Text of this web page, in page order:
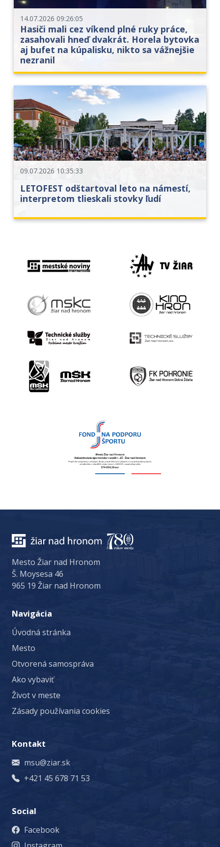
14.07.2026 09:26:05
Hasiči mali cez víkend plné ruky práce,
zasahovali hneď dvakrát. Horela bytovka
aj bufet na kúpalisku, nikto sa vážnejšie
nezranil
09.07.2026 10:35:33
LETOFEST odštartoval leto na námestí,
interpretom tlieskali stovky ľudí
Mesto Žiar nad Hronom
Š. Moysesa 46
965 19 Žiar nad Hronom
Navigácia
Úvodná stránka
Mesto
Otvorená samospráva
Ako vybaviť
Život v meste
Zásady používania cookies
Kontakt
msu@ziar.sk
+421 45 678 71 53
Social
Facebook